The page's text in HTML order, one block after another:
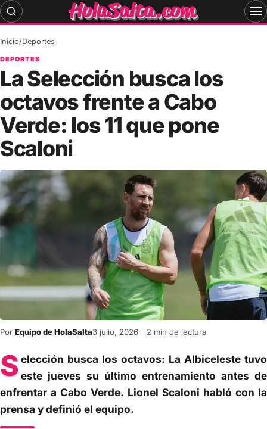
Skip
to
Inicio/Deportes
DEPORTES
La Selección busca los
octavos frente a Cabo
Verde: los 11 que pone
Scaloni
Por Equipo de HolaSalta3 julio, 2026 2 min de lectura
S elección busca los octavos: La Albiceleste tuvo
este jueves su último entrenamiento antes de
enfrentar a Cabo Verde. Lionel Scaloni habló con la
prensa y definió el equipo.